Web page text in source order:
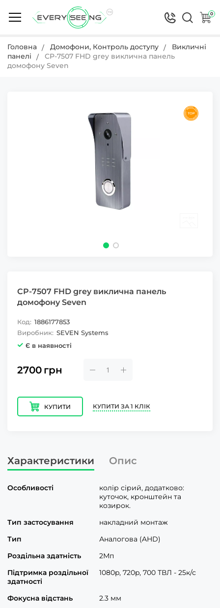
0
Головна Домофони, Контроль доступу
Викличні
панелі
CP-7507 FHD grey виклична панель
домофону Seven
CP-7507 FHD grey виклична панель
домофону Seven
Код: 1886177853
Виробник: SEVEN Systems
Є в наявності
2700 грн
КУПИТИ КУПИТИ ЗА 1 КЛІК
Характеристики Опис
Особливості
колір сірий, додатково:
куточок, кронштейн та
козирок.
Тип застосування
накладний монтаж
Тип
Аналогова (AHD)
Роздільна здатність
2Мп
Підтримка роздільної
здатності
1080p, 720p, 700 ТВЛ - 25к/с
Фокусна відстань
2.3 мм